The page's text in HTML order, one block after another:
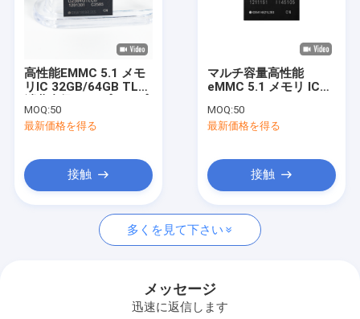
私たちについて
品質管理
私達と連絡
ニュース
高性能EMMC 5.1 メモ
リIC 32GB/64GB TLC
用
MOQ:50
最新価格を得る
接触
マルチ容量高性能
eMMC 5.1 メモリ IC
ラップトップ アプリケ
ーション向けコンシュ
MOQ:50
最新価格を得る
接触
多くを見て下さい
メッセージ
迅速に返信します